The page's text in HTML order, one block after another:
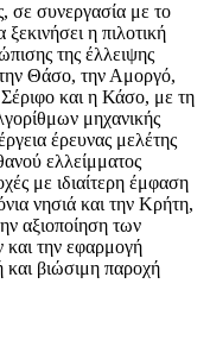
σε συνεργασία με το
η πιλοτική
της έλλειψης
Θάσο, την Αμοργό,
και η Κάσο, με τη
μηχανικής
έρευνας μελέτης
ελλείμματος
με ιδιαίτερη έμφαση
νησιά και την Κρήτη,
αξιοποίηση των
και την εφαρμογή
βιώσιμη παροχή